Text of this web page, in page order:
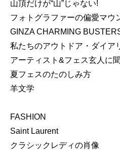
山頂だけが“山”じゃない!
フォトグラファーの偏愛マウ
GINZA CHARMING
私たちのアウトドア・ダイア
アーティスト&フェス玄人に
夏フェスのたのしみ方
羊文学
FASHION
Saint Laurent
クラシックレディの肖像